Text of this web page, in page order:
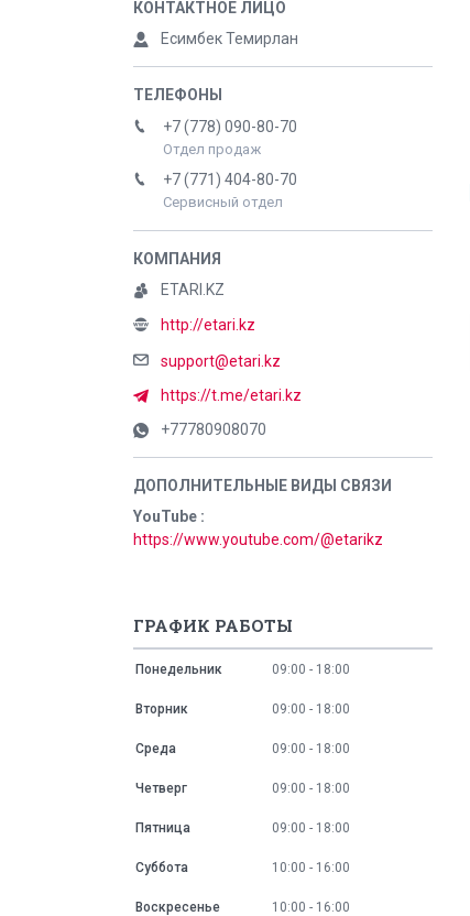
Есимбек Темирлан
+7 (778) 090-80-70
Отдел продаж
+7 (771) 404-80-70
Сервисный отдел
ETARI.KZ
http://etari.kz
support@etari.kz
https://t.me/etari.kz
+77780908070
YouTube
https://www.youtube.com/@etarikz
ГРАФИК РАБОТЫ
Понедельник 09:00 18:00
Вторник 09:00 18:00
Среда 09:00 18:00
Четверг 09:00 18:00
Пятница 09:00 18:00
Суббота 10:00 16:00
Воскресенье 10:00 16:00